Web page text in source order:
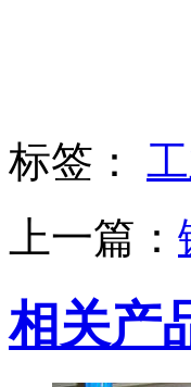
标签：
上一篇：
相关产